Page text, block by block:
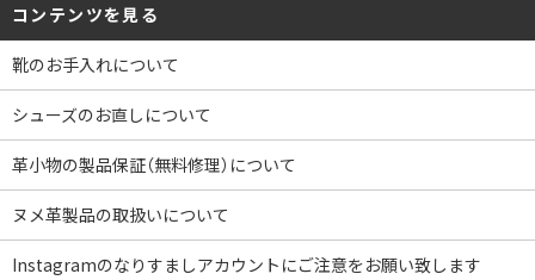
コンテンツを見る
靴のお手入れについて
シューズのお直しについて
革小物の製品保証（無料修理）について
ヌメ革製品の取扱いについて
Instagramのなりすましアカウントにご注意をお願い致します